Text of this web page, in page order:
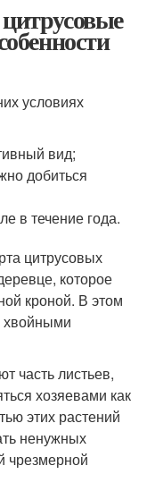
условиях
вид;
добиться
в течение года.
цитрусовых
которое
кроной. В этом
хвойными
часть листьев,
хозяевами как
этих растений
ненужных
чрезмерной